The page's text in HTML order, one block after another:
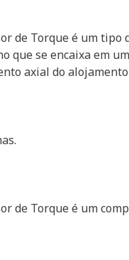
de Torque é um
que se encaixa em
axial do
de Torque é um